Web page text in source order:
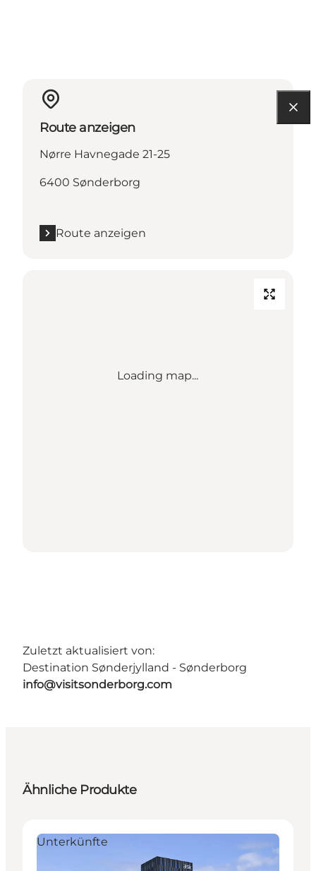
Route anzeigen
Nørre Havnegade 21-25
6400 Sønderborg
Route anzeigen
Loading map...
Zuletzt aktualisiert von:
Destination Sønderjylland - Sønderborg
info@visitsonderborg.com
Ähnliche Produkte
Unterkünfte